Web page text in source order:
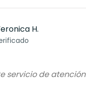
H.
servicio de atención